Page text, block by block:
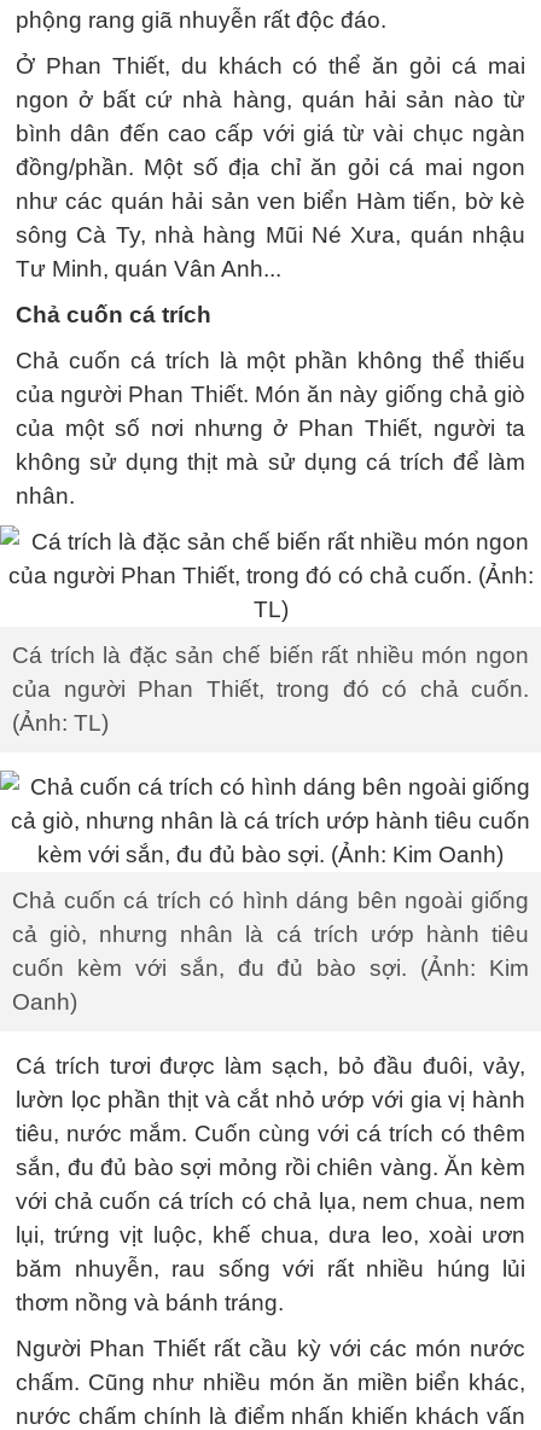
phộng rang giã nhuyễn rất độc đáo.
Ở Phan Thiết, du khách có thể ăn gỏi cá mai
ngon ở bất cứ nhà hàng, quán hải sản nào từ
bình dân đến cao cấp với giá từ vài chục ngàn
đồng/phần. Một số địa chỉ ăn gỏi cá mai ngon
như các quán hải sản ven biển Hàm tiến, bờ kè
sông Cà Ty, nhà hàng Mũi Né Xưa, quán nhậu
Tư Minh, quán Vân Anh...
Chả cuốn cá trích
Chả cuốn cá trích là một phần không thể thiếu
của người Phan Thiết. Món ăn này giống chả giò
của một số nơi nhưng ở Phan Thiết, người ta
không sử dụng thịt mà sử dụng cá trích để làm
nhân.
Cá trích là đặc sản chế biến rất nhiều món ngon
của người Phan Thiết, trong đó có chả cuốn.
(Ảnh: TL)
Chả cuốn cá trích có hình dáng bên ngoài giống
cả giò, nhưng nhân là cá trích ướp hành tiêu
cuốn kèm với sắn, đu đủ bào sợi. (Ảnh: Kim
Oanh)
Cá trích tươi được làm sạch, bỏ đầu đuôi, vảy,
lườn lọc phần thịt và cắt nhỏ ướp với gia vị hành
tiêu, nước mắm. Cuốn cùng với cá trích có thêm
sắn, đu đủ bào sợi mỏng rồi chiên vàng. Ăn kèm
với chả cuốn cá trích có chả lụa, nem chua, nem
lụi, trứng vịt luộc, khế chua, dưa leo, xoài ươn
băm nhuyễn, rau sống với rất nhiều húng lủi
thơm nồng và bánh tráng.
Người Phan Thiết rất cầu kỳ với các món nước
chấm. Cũng như nhiều món ăn miền biển khác,
nước chấm chính là điểm nhấn khiến khách vấn